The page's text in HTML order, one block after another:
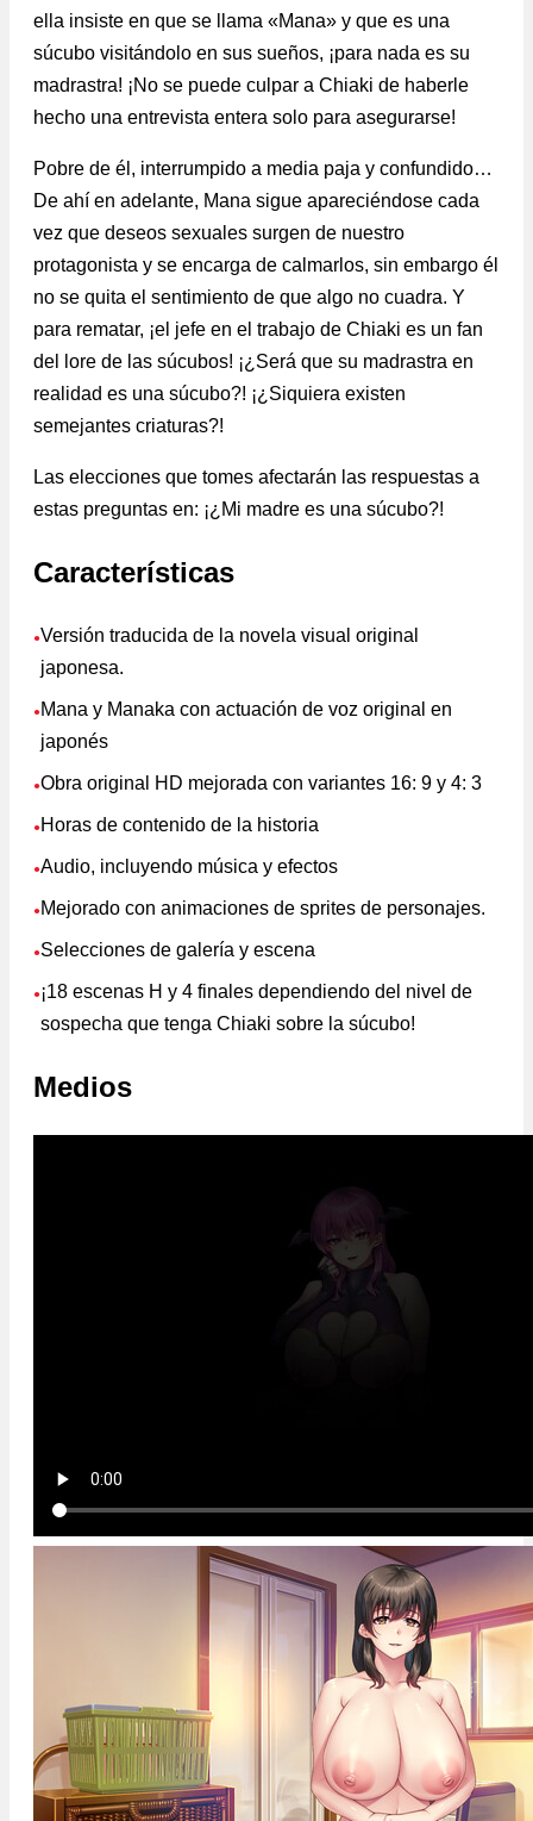
ella insiste en que se llama «Mana» y que es una
súcubo visitándolo en sus sueños, ¡para nada es su
madrastra! ¡No se puede culpar a Chiaki de haberle
hecho una entrevista entera solo para asegurarse!
Pobre de él, interrumpido a media paja y confundido…
De ahí en adelante, Mana sigue apareciéndose cada
vez que deseos sexuales surgen de nuestro
protagonista y se encarga de calmarlos, sin embargo él
no se quita el sentimiento de que algo no cuadra. Y
para rematar, ¡el jefe en el trabajo de Chiaki es un fan
del lore de las súcubos! ¡¿Será que su madrastra en
realidad es una súcubo?! ¡¿Siquiera existen
semejantes criaturas?!
Las elecciones que tomes afectarán las respuestas a
estas preguntas en: ¡¿Mi madre es una súcubo?!
Características
●Versión traducida de la novela visual original
japonesa.
● Mana y Manaka con actuación de voz original en
japonés
●Obra original HD mejorada con variantes 16: 9 y 4: 3
● Horas de contenido de la historia
●Audio, incluyendo música y efectos
● Mejorado con animaciones de sprites de personajes.
●Selecciones de galería y escena
● ¡18 escenas H y 4 finales dependiendo del nivel de
sospecha que tenga Chiaki sobre la súcubo!
Medios